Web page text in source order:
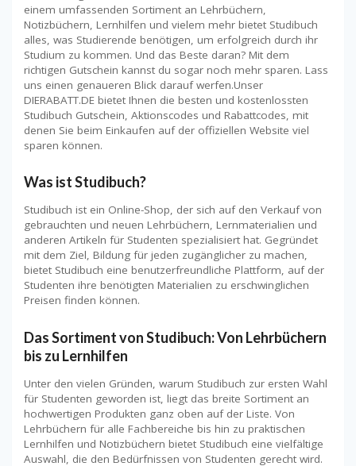
einem umfassenden Sortiment an Lehrbüchern,
Notizbüchern, Lernhilfen und vielem mehr bietet Studibuch
alles, was Studierende benötigen, um erfolgreich durch ihr
Studium zu kommen. Und das Beste daran? Mit dem
richtigen Gutschein kannst du sogar noch mehr sparen. Lass
uns einen genaueren Blick darauf werfen.Unser
DIERABATT.DE bietet Ihnen die besten und kostenlossten
Studibuch Gutschein, Aktionscodes und Rabattcodes, mit
denen Sie beim Einkaufen auf der offiziellen Website viel
sparen können.
Was ist Studibuch?
Studibuch ist ein Online-Shop, der sich auf den Verkauf von
gebrauchten und neuen Lehrbüchern, Lernmaterialien und
anderen Artikeln für Studenten spezialisiert hat. Gegründet
mit dem Ziel, Bildung für jeden zugänglicher zu machen,
bietet Studibuch eine benutzerfreundliche Plattform, auf der
Studenten ihre benötigten Materialien zu erschwinglichen
Preisen finden können.
Das Sortiment von Studibuch: Von Lehrbüchern
bis zu Lernhilfen
Unter den vielen Gründen, warum Studibuch zur ersten Wahl
für Studenten geworden ist, liegt das breite Sortiment an
hochwertigen Produkten ganz oben auf der Liste. Von
Lehrbüchern für alle Fachbereiche bis hin zu praktischen
Lernhilfen und Notizbüchern bietet Studibuch eine vielfältige
Auswahl, die den Bedürfnissen von Studenten gerecht wird.